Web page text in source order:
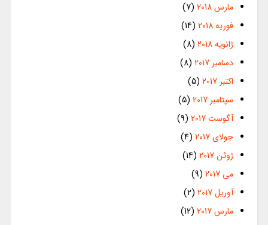
مارس 2018
(7)
فوریه 2018
(14)
ژانویه 2018
(8)
دسامبر 2017
(8)
اکتبر 2017
(5)
سپتامبر 2017
(5)
آگوست 2017
(9)
جولای 2017
(4)
ژوئن 2017
(14)
می 2017
(9)
آوریل 2017
(2)
مارس 2017
(12)